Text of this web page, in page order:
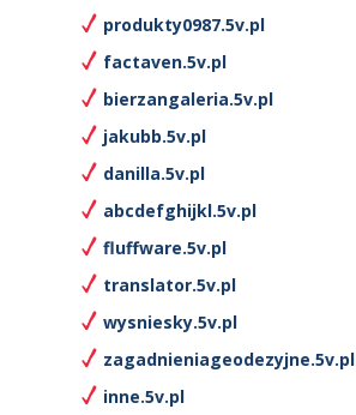
produkty0987.5v.pl
factaven.5v.pl
bierzangaleria.5v.pl
jakubb.5v.pl
danilla.5v.pl
abcdefghijkl.5v.pl
fluffware.5v.pl
translator.5v.pl
wysniesky.5v.pl
zagadnieniageodezyjne.5v.pl
inne.5v.pl